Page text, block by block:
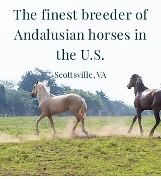
The finest breeder of
Andalusian horses in
the U.S.
Scottsville, VA